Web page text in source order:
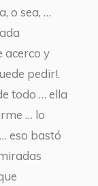
o sea, …
acerco y
pedir!.
todo … ella
… lo
eso bastó